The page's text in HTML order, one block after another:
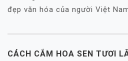
đẹp văn hóa của người Việt
CÁCH CẮM HOA SEN TƯƠI